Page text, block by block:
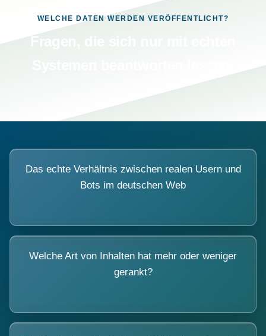
WELCHE DATEN WERDEN VERÖFFENTLICHT?
Das echte Verhältnis zwischen realen Usern und
Bots im deutschen Web
Welche Art von Inhalten hat mehr oder weniger
gerankt?